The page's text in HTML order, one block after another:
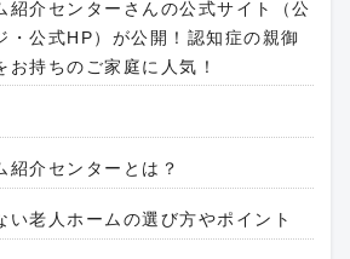
紹介センターさんの公式サイト（公
・公式HP）が公開！認知症の親御
お持ちのご家庭に人気！
紹介センターとは？
い老人ホームの選び方やポイント